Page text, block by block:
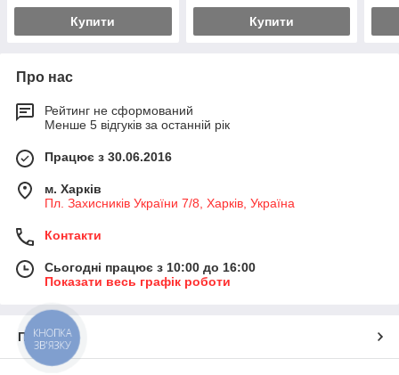
Купити Купити
Про нас
Рейтинг не сформований
Менше 5 відгуків за останній рік
Працює з 30.06.2016
м. Харків
Пл. Захисників України 7/8, Харків, Україна
Контакти
Сьогодні працює з 10:00 до 16:00
Показати весь графік роботи
Про нас
КНОПКА
ЗВ'ЯЗКУ